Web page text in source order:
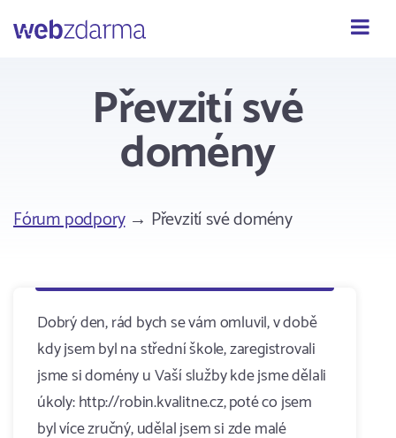
Webzdarma
Převzití své
domény
Fórum podpory→ Převzití své domény
Dobrý den, rád bych se vám omluvil, v době
kdy jsem byl na střední škole, zaregistrovali
jsme si domény u Vaší služby kde jsme dělali
úkoly: http://robin.kvalitne.cz, poté co jsem
byl více zručný, udělal jsem si zde malé